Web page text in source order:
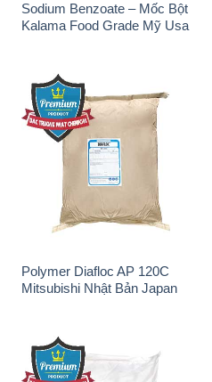
Sodium Benzoate – Mốc Bột
Kalama Food Grade Mỹ Usa
Polymer Diafloc AP 120C
Mitsubishi Nhật Bản Japan